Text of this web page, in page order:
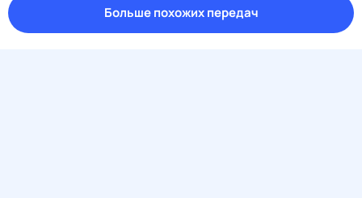
Больше похожих передач